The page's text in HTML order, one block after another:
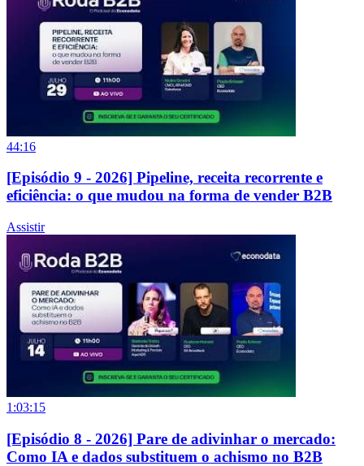
44:16
[Episódio 9 - 2026] Pipeline, receita recorrente e
eficiência: o que mudou na forma de vender B2B
Assistir
1:03:15
[Episódio 8 - 2026] Pare de adivinhar o mercado:
Como IA e dados substituem o achismo no B2B